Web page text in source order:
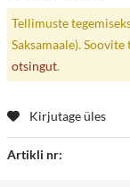
Tellimuste
Saksamaale).
otsingut.
Kirjutage üles
Artikli nr: